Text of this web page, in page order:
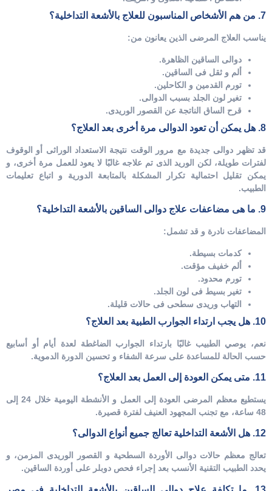
7. من هم الأشخاص المناسبون للعلاج بالأشعة التداخلية؟
يناسب العلاج المرضى الذين يعانون من:
دوالى الساقين الظاهرة.
ألم و ثقل فى الساقين.
تورم القدمين و الكاحلين.
تغير لون الجلد بسبب الدوالى.
قرح الساق الناتجة عن القصور الوريدى.
8. هل يمكن أن تعود الدوالى مرة أخرى بعد العلاج؟
قد تظهر دوالى جديدة مع مرور الوقت نتيجة الاستعداد الوراثى أو الوقوف
لفترات طويلة، لكن الوريد الذى تم علاجه غالبًا لا يعود للعمل مرة أخرى، و
يمكن تقليل احتمالية تكرار المشكلة بالمتابعة الدورية و اتباع تعليمات
الطبيب.
9. ما هى مضاعفات علاج دوالى الساقين بالأشعة التداخلية؟
المضاعفات نادرة و قد تشمل:
كدمات بسيطة.
ألم خفيف مؤقت.
تورم محدود.
تغير بسيط فى لون الجلد.
التهاب وريدى سطحى فى حالات قليلة.
10. هل يجب ارتداء الجوارب الطبية بعد العلاج؟
نعم، يوصي الطبيب غالبًا بارتداء الجوارب الضاغطة لعدة أيام أو أسابيع
حسب الحالة للمساعدة على سرعة الشفاء و تحسين الدورة الدموية.
11. متى يمكن العودة إلى العمل بعد العلاج؟
يستطيع معظم المرضى العودة إلى العمل و الأنشطة اليومية خلال 24 إلى
48 ساعة، مع تجنب المجهود العنيف لفترة قصيرة.
12. هل الأشعة التداخلية تعالج جميع أنواع الدوالى؟
تعالج معظم حالات دوالى الأوردة السطحية و القصور الوريدى المزمن، و
يحدد الطبيب التقنية الأنسب بعد إجراء فحص دوبلر على أوردة الساقين.